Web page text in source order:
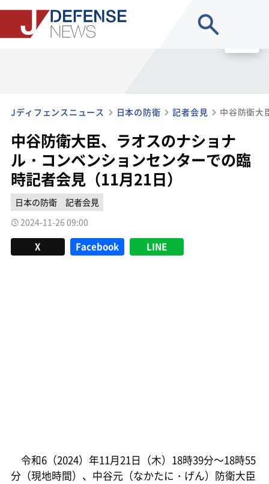
Jディフェンスニュース 日本の防衛 記者会見
中谷防衛大臣、ラオスのナショナ
ル・コンベンションセンターでの臨
時記者会見（11月21日）
日本の防衛
記者会見
2024-11-26 09:00
X Facebook LINE
令和6（2024）年11月21日（木）18時39分～18時55
分（現地時間）、中谷元（なかたに・げん）防衛大臣